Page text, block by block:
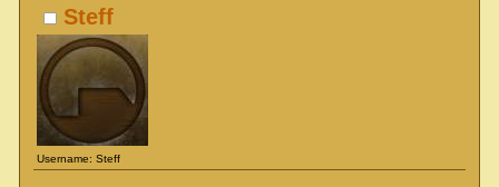
Steff
Username: Steff